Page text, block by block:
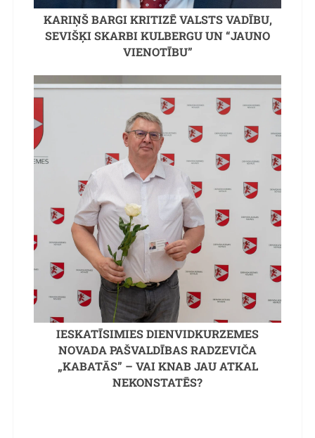
KARIŅŠ BARGI KRITIZĒ VALSTS VADĪBU,
SEVIŠĶI SKARBI KULBERGU UN “JAUNO
VIENOTĪBU”
IESKATĪSIMIES DIENVIDKURZEMES
NOVADA PAŠVALDĪBAS RADZEVIČA
„KABATĀS” – VAI KNAB JAU ATKAL
NEKONSTATĒS?